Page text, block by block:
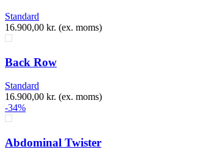
Standard
16.900,00 kr. (ex. moms)
Back Row
Standard
16.900,00 kr. (ex. moms)
-34%
Abdominal Twister